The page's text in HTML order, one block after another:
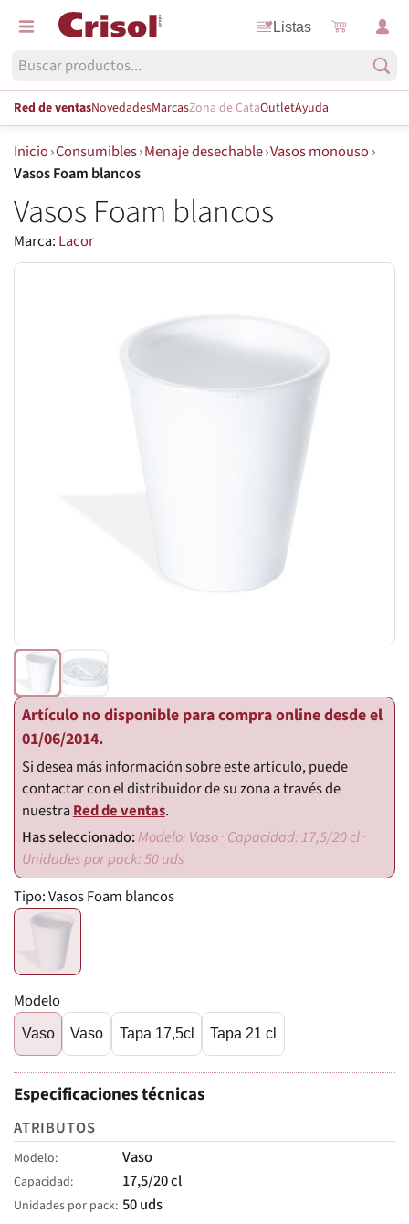
Listas
Red de ventasNovedadesMarcasZona de CataOutletAyuda
Inicio›Consumibles›Menaje desechable›Vasos monouso ›
Vasos Foam blancos
Vasos Foam blancos
Marca: Lacor
Artículo no disponible para compra online desde el
01/06/2014.
Si desea más información sobre este artículo, puede
contactar con el distribuidor de su zona a través de
nuestraRed de ventas.
Modelo: Vaso · Capacidad: 17,5/20 cl ·
Unidades por pack: 50 uds
Tipo:Vasos Foam blancos
Modelo
Vaso Vaso Tapa 17,5cl Tapa 21 cl
Especificaciones técnicas
ATRIBUTOS
Modelo Vaso
Capacidad 17,5/20 cl
Unidades por pack 50 uds